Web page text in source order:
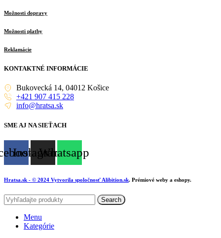
Možnosti dopravy
Možnosti platby
Reklamácie
KONTAKTNÉ INFORMÁCIE
Bukovecká 14, 04012 Košice
+421 907 415 228
info@hratsa.sk
SME AJ NA SIEŤACH
InstagramWhatsapp
Hratsa.sk - © 2024 Vytvorila spoločnosť Alibition.sk. Prémiové weby a eshopy.
Search
Menu
Kategórie